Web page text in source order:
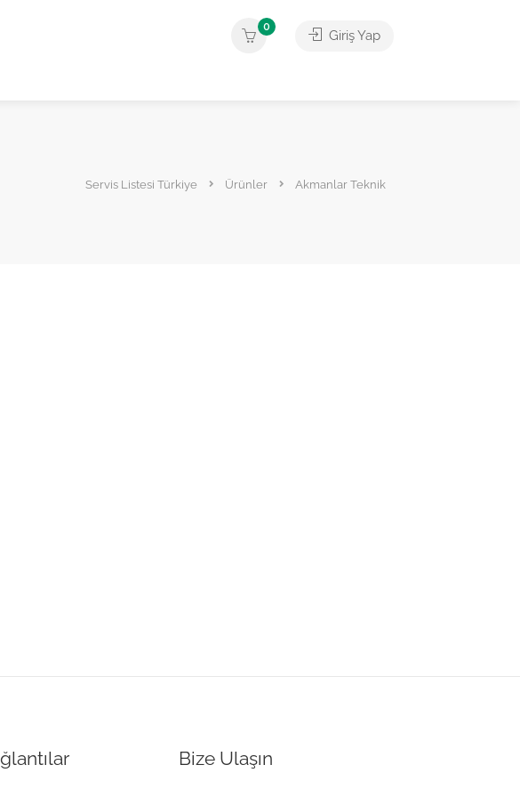
0
Giriş Yap
Servis Listesi Türkiye Ürünler Akmanlar Teknik
Bize Ulaşın